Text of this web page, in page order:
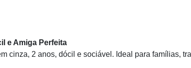
e Amiga Perfeita
cinza, 2 anos, dócil e sociável. Ideal para famílias,